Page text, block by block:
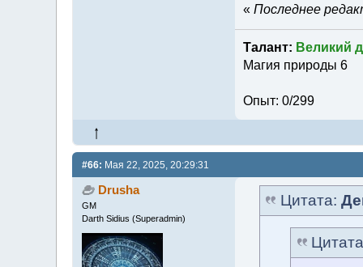
« Последнее
Талант: Великий
Магия природы 6
Опыт: 0/299
#66: Мая 22, 2025, 20:29:31
Drusha
GM
Darth Sidius (Superadmin)
Цитата: